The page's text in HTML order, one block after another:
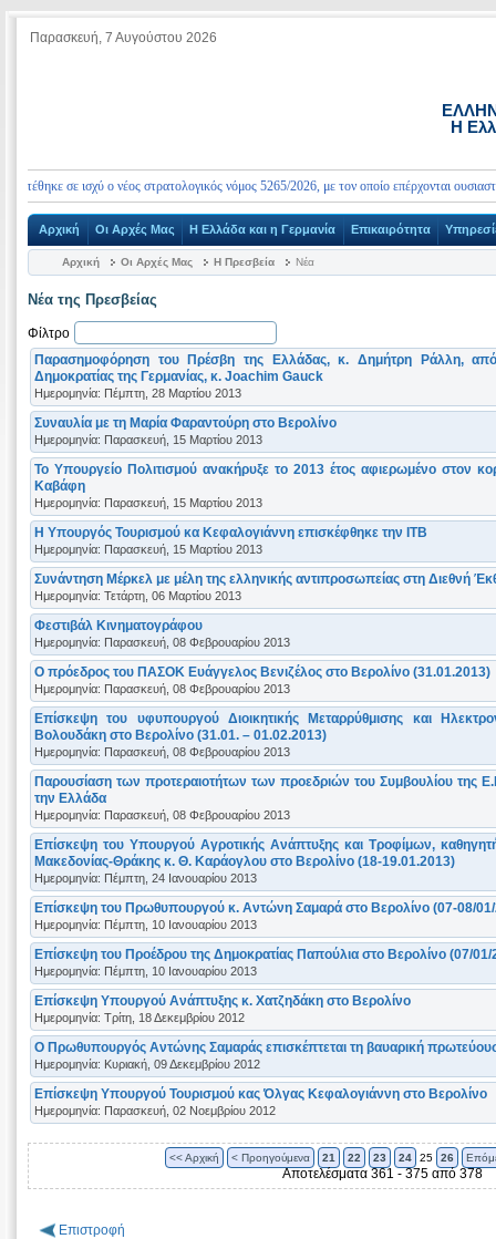
Παρασκευή, 7 Αυγούστου 2026
Η
σε ισχύ ο νέος στρατολογικός νόμος 5265/2026, με τον οποίο επέρχονται
Αρχική Οι Αρχές Μας Η Ελλάδα και η Γερμανία Επικαιρότητα
Αρχική Οι Αρχές Μας Η Πρεσβεία Νέα
Νέα της Πρεσβείας
Φίλτρο
Παρασημοφόρηση του Πρέσβη της Ελλάδας, κ. Δημήτρη Ράλλη,
Δημοκρατίας της Γερμανίας, κ. Joachim Gauck
Ημερομηνία: Πέμπτη, 28 Μαρτίου 2013
Συναυλία με τη Μαρία Φαραντούρη στο Βερολίνο
Ημερομηνία: Παρασκευή, 15 Μαρτίου 2013
Το Υπουργείο Πολιτισμού ανακήρυξε το 2013 έτος αφιερωμένο στον
Καβάφη
Ημερομηνία: Παρασκευή, 15 Μαρτίου 2013
Η Υπουργός Τουρισμού κα Κεφαλογιάννη επισκέφθηκε την ΙΤΒ
Ημερομηνία: Παρασκευή, 15 Μαρτίου 2013
Συνάντηση Μέρκελ με μέλη της ελληνικής αντιπροσωπείας στη Διεθνή
Ημερομηνία: Τετάρτη, 06 Μαρτίου 2013
Φεστιβάλ Κινηματογράφου
Ημερομηνία: Παρασκευή, 08 Φεβρουαρίου 2013
Ο πρόεδρος του ΠΑΣΟΚ Ευάγγελος Βενιζέλος στο Βερολίνο (31.01.2013)
Ημερομηνία: Παρασκευή, 08 Φεβρουαρίου 2013
Επίσκεψη του υφυπουργού Διοικητικής Μεταρρύθμισης και
Βολουδάκη στο Βερολίνο (31.01. – 01.02.2013)
Ημερομηνία: Παρασκευή, 08 Φεβρουαρίου 2013
Παρουσίαση των προτεραιοτήτων των προεδριών του Συμβουλίου της
την Ελλάδα
Ημερομηνία: Παρασκευή, 08 Φεβρουαρίου 2013
Επίσκεψη του Υπουργού Αγροτικής Ανάπτυξης και Τροφίμων,
Μακεδονίας-Θράκης κ. Θ. Καράογλου στο Βερολίνο (18-19.01.2013)
Ημερομηνία: Πέμπτη, 24 Ιανουαρίου 2013
Επίσκεψη του Πρωθυπουργού κ. Αντώνη Σαμαρά στο Βερολίνο (07-08/
Ημερομηνία: Πέμπτη, 10 Ιανουαρίου 2013
Επίσκεψη του Προέδρου της Δημοκρατίας Παπούλια στο Βερολίνο (07/01/
Ημερομηνία: Πέμπτη, 10 Ιανουαρίου 2013
Επίσκεψη Υπουργού Ανάπτυξης κ. Χατζηδάκη στο Βερολίνο
Ημερομηνία: Τρίτη, 18 Δεκεμβρίου 2012
O Πρωθυπουργός Αντώνης Σαμαράς επισκέπτεται τη βαυαρική
Ημερομηνία: Κυριακή, 09 Δεκεμβρίου 2012
Επίσκεψη Υπουργού Τουρισμού κας Όλγας Κεφαλογιάννη στο Βερολίνο
Ημερομηνία: Παρασκευή, 02 Νοεμβρίου 2012
<< Αρχική < Προηγούμενα 21 22 23 24 25 26
Αποτελέσματα 361 - 375 από 378
Επιστροφή